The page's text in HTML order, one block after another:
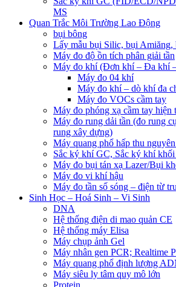
MS
Quan Trắc Môi Trường Lao Động
bụi bông
Lấy mẫu bụi Silic, bụi Amiăng,
Máy đo độ ồn tích phân giải tần
Máy đo khí (Đơn khí – Đa khí
Máy đo 04 khí
Máy đo khí – dò khí đa
Máy đo VOCs cầm tay
Máy đo phóng xạ cầm tay hiện
Máy đo rung dải tần (đo rung
rung xây dựng)
Máy quang phổ hấp thu
Sắc ký khí GC, Sắc ký khí
Máy đo bụi tán xạ Lazer/Bụi
Máy đo vi khí hậu
Máy đo tần số sóng – điện từ
Sinh Học – Hoá Sinh – Vi Sinh
DNA
Hệ thống điện di mao quản CE
Hệ thống máy Elisa
Máy chụp ảnh Gel
Máy nhân gen PCR; Realtime
Máy quang phổ định lượng
Máy siêu ly tâm quy mô lớn